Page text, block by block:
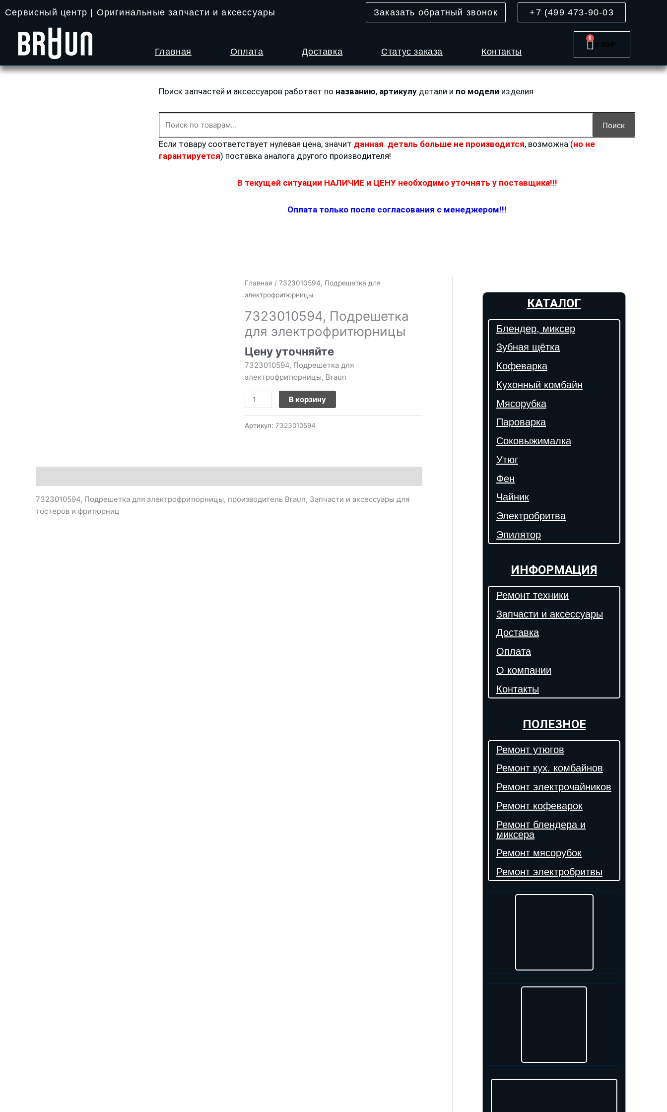
содержимому
Сервисный центр | Оригинальные запчасти и аксессуары Заказать обратный звонок +7 (499 473-90-03
Главная Оплата Доставка Статус заказа Контакты
0.00₽
0
Cart
Поиск запчастей и аксессуаров работает по названию, артикулу детали и по модели изделия
Поиск
Если товару соответствует нулевая цена, значит данная деталь больше не производится, возможна (но не
гарантируется) поставка аналога другого производителя!
В текущей ситуации НАЛИЧИЕ и ЦЕНУ необходимо уточнять у поставщика!!!
Оплата только после согласования с менеджером!!!
Главная / 7323010594, Подрешетка для
электрофритюрницы
7323010594, Подрешетка
для электрофритюрницы
Цену уточняйте
7323010594, Подрешетка для
электрофритюрницы, Braun
Количество
товара
Подрешетка
для
электрофритюрницы
В корзину
Артикул: 7323010594
7323010594, Подрешетка для электрофритюрницы, производитель Braun, Запчасти и аксессуары для
тостеров и фритюрниц
КАТАЛОГ
Блендер, миксер
Зубная щётка
Кофеварка
Кухонный комбайн
Мясорубка
Пароварка
Соковыжималка
Утюг
Фен
Чайник
Электробритва
Эпилятор
ИНФОРМАЦИЯ
Ремонт техники
Запчасти и аксессуары
Доставка
Оплата
О компании
Контакты
ПОЛЕЗНОЕ
Ремонт утюгов
Ремонт кух. комбайнов
Ремонт электрочайников
Ремонт кофеварок
Ремонт блендера и
миксера
Ремонт мясорубок
Ремонт электробритвы